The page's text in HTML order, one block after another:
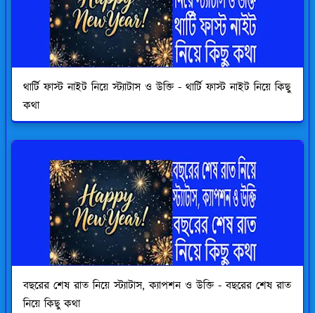
থার্টি ফাস্ট নাইট নিয়ে স্ট্যাটাস ও উক্তি - থার্টি ফাস্ট নাইট নিয়ে কিছু
কথা
বছরের শেষ রাত নিয়ে স্ট্যাটাস, ক্যাপশন ও উক্তি - বছরের শেষ রাত
নিয়ে কিছু কথা